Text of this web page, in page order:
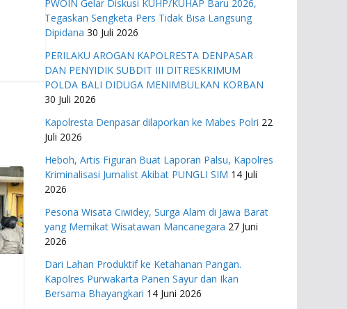
PWOIN Gelar Diskusi KUHP/KUHAP Baru 2026,
Tegaskan Sengketa Pers Tidak Bisa Langsung
Dipidana 30 Juli 2026
PERILAKU AROGAN KAPOLRESTA DENPASAR
DAN PENYIDIK SUBDIT III DITRESKRIMUM
POLDA BALI DIDUGA MENIMBULKAN KORBAN
30 Juli 2026
Kapolresta Denpasar dilaporkan ke Mabes Polri 22
Juli 2026
Heboh, Artis Figuran Buat Laporan Palsu, Kapolres
Kriminalisasi Jurnalist Akibat PUNGLI SIM 14 Juli
2026
Pesona Wisata Ciwidey, Surga Alam di Jawa Barat
yang Memikat Wisatawan Mancanegara 27 Juni
2026
Dari Lahan Produktif ke Ketahanan Pangan.
Kapolres Purwakarta Panen Sayur dan Ikan
Bersama Bhayangkari 14 Juni 2026